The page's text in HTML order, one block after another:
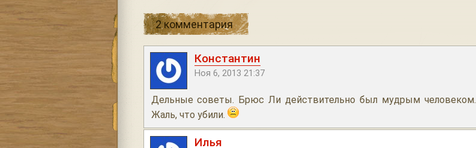
2 комментария
Константин
Ноя 6, 2013 21:37
Дельные советы. Брюс Ли действительно был мудрым человеком.
Жаль, что убили.
Илья